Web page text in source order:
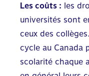
Les coûts : les
universités sont
ceux des
cycle au Canada
scolarité chaque